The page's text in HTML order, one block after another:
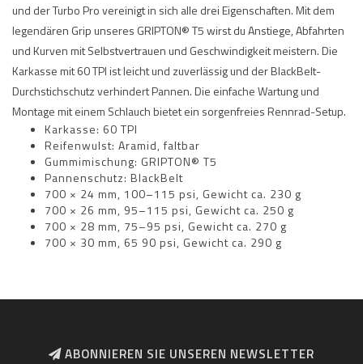
und der Turbo Pro vereinigt in sich alle drei Eigenschaften. Mit dem
legendären Grip unseres GRIPTON® T5 wirst du Anstiege, Abfahrten
und Kurven mit Selbstvertrauen und Geschwindigkeit meistern. Die
Karkasse mit 60 TPI ist leicht und zuverlässig und der BlackBelt-
Durchstichschutz verhindert Pannen. Die einfache Wartung und
Montage mit einem Schlauch bietet ein sorgenfreies Rennrad-Setup.
Karkasse: 60 TPI
Reifenwulst: Aramid, faltbar
Gummimischung: GRIPTON® T5
Pannenschutz: BlackBelt
700 × 24 mm, 100–115 psi, Gewicht ca. 230 g
700 × 26 mm, 95–115 psi, Gewicht ca. 250 g
700 × 28 mm, 75–95 psi, Gewicht ca. 270 g
700 × 30 mm, 65 90 psi, Gewicht ca. 290 g
ABONNIEREN SIE UNSEREN NEWSLETTER